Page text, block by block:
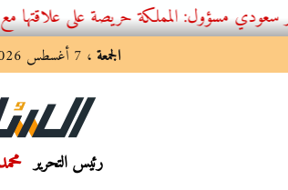
المملكة حريصة على علاقتها مع العراق
الجمعة ، 7 أغسطس 2026
رئيس التحرير